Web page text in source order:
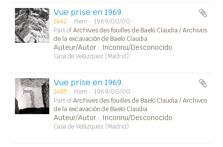
Vue prise en 1969.
1442 Item
1969/00/00
Part ofArchives des fouilles de Baelo Claudia / Archivos
de la excavación de Baelo Claudia
Auteur/Autor : Inconnu/Desconocido
Casa de Velázquez (Madrid)
Vue prise en 1969.
1485 Item
1969/00/00
Part ofArchives des fouilles de Baelo Claudia / Archivos
de la excavación de Baelo Claudia
Auteur/Autor : Inconnu/Desconocido
Casa de Velázquez (Madrid)